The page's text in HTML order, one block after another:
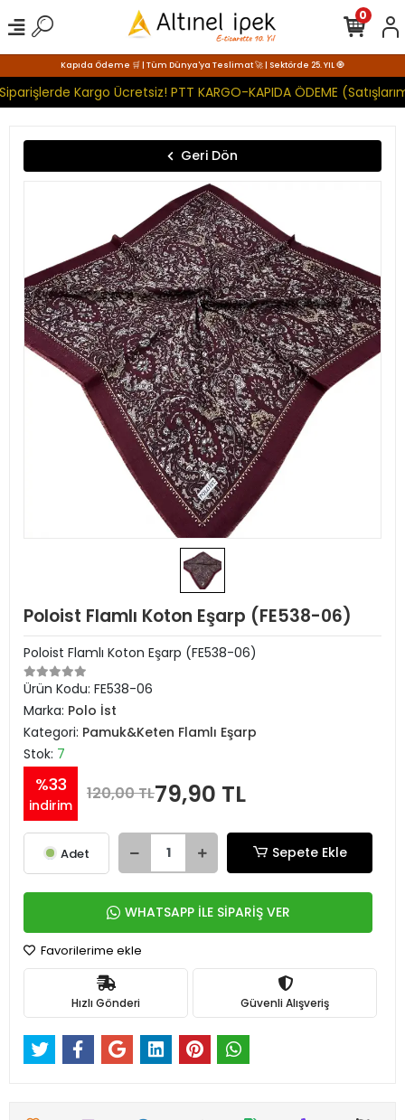
Kapıda Ödeme 🛒 | Tüm Dünya'ya Teslimat 🚀 | Sektörde 25. YIL 🧿
Kargo Ücretsiz! PTT KARGO-KAPIDA ÖDEME
0
Geri Dön
Poloist Flamlı Koton Eşarp (FE538-06)
Poloist Flamlı Koton Eşarp (FE538-06)
Ürün Kodu: FE538-06
Marka: Polo İst
Kategori: Pamuk&Keten Flamlı Eşarp
Stok: 7
%33
indirim
120,00 TL79,90 TL
Adet Sepete Ekle
WHATSAPP İLE SİPARİŞ VER
Favorilerime ekle
Hızlı Gönderi Güvenli Alışveriş